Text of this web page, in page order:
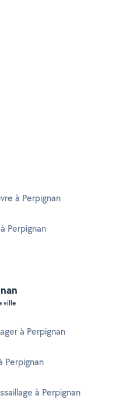
à Perpignan
Perpignan
ville
à Perpignan
Perpignan
à Perpignan